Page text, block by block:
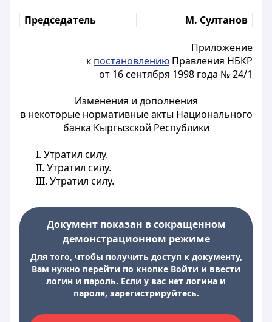
Председатель М. Султанов
Приложение
к постановлению Правления НБКР
от 16 сентября 1998 года № 24/1
Изменения и дополнения
в некоторые нормативные акты Национального
банка Кыргызской Республики
I. Утратил силу.
II. Утратил силу.
III. Утратил силу.
Документ показан в сокращенном
демонстрационном режиме
Для того, чтобы получить доступ к документу,
Вам нужно перейти по кнопке Войти и ввести
логин и пароль. Если у вас нет логина и
пароля, зарегистрируйтесь.